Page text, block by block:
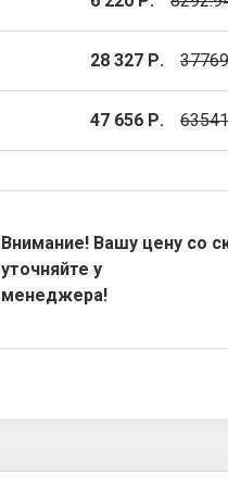
28 327 Р.
47 656 Р.
Внимание! Вашу цену со
уточняйте у
менеджера!